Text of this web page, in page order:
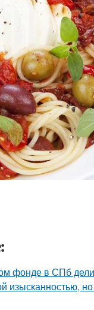
фонде в СПб
изысканностью,